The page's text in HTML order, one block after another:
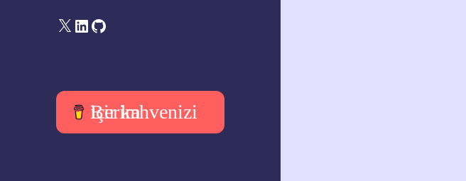
X LinkedIn
GitHub
Bir kahvenizi içerim